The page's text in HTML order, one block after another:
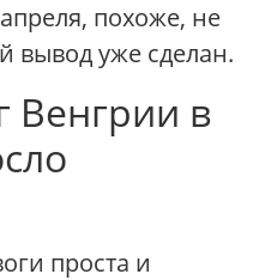
похоже, не
вывод уже сделан.
Венгрии в
проста и